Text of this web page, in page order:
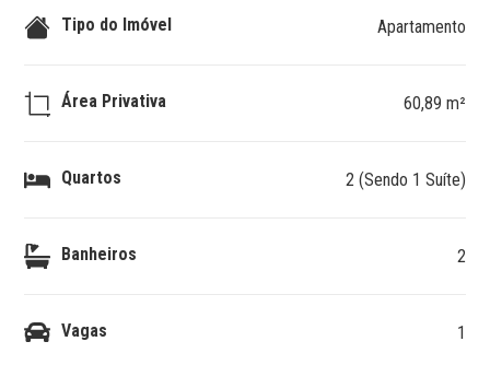
Tipo do Imóvel Apartamento
Área Privativa 60,89 m²
Quartos 2 (Sendo 1 Suíte)
Banheiros 2
Vagas 1